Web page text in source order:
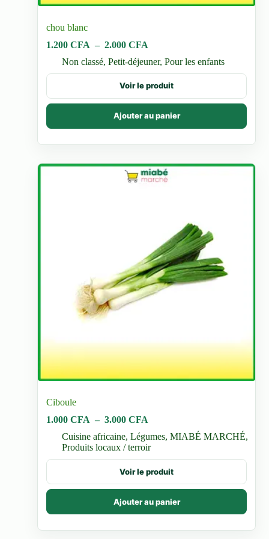
chou blanc
1.200CFA – 2.000CFA
prix :
1.200 CFA
à
2.000 CFA
Non classé,Petit-déjeuner,Pour les enfants
Voir le produit
Ajouter au panier
Ce
a
plusieurs
Les
options
être
Ciboule
1.000CFA – 3.000CFA
prix :
1.000 CFA
à
3.000 CFA
Cuisine africaine,Légumes,MIABÉ MARCHÉ,
Produits locaux / terroir
Voir le produit
Ajouter au panier
Ce
a
plusieurs
Les
options